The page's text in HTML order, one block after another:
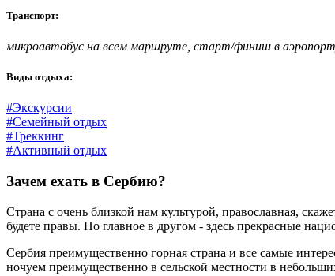
Транспорт:
микроавтобус на всем маршруте, старт/финиш в
Виды отдыха:
#Экскурсии
#Семейный отдых
#Треккинг
#Активный отдых
Зачем ехать в Сербию?
Страна с очень близкой нам культурой, православная,
будете правы. Но главное в другом - здесь прекрасные
Сербия преимущественно горная страна и все самые
ночуем преимущественно в сельской местности в